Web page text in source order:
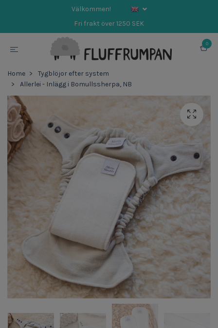
Välkommen!
Fri frakt över 1250 SEK
0
Home
Tygblöjor efter system
Allerlei - Inlägg i Bomullssherpa, NB